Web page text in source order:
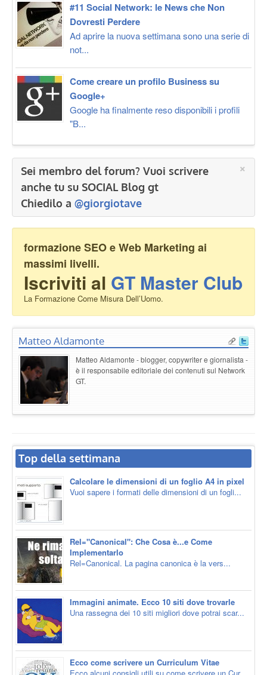
#11 Social Network: le News che Non
Dovresti Perdere
Ad aprire la nuova settimana sono una serie di
not...
Come creare un profilo Business su
Google+
Google ha finalmente reso disponibili i profili
"B...
×
Sei membro del forum? Vuoi scrivere
anche tu su SOCIAL Blog gt
Chiedilo a @giorgiotave
formazione SEO e Web Marketing ai
massimi livelli.
Iscriviti al GT Master Club
La Formazione Come Misura Dell’Uomo.
Matteo Aldamonte
Matteo Aldamonte - blogger, copywriter e giornalista -
è il responsabile editoriale dei contenuti sul Network
GT.
Top della settimana
Calcolare le dimensioni di un foglio A4 in pixel
Vuoi sapere i formati delle dimensioni di un fogli...
Rel="Canonical": Che Cosa è...e Come
Implementarlo
Rel=Canonical. La pagina canonica è la vers...
Immagini animate. Ecco 10 siti dove trovarle
Una rassegna dei 10 siti migliori dove potrai scar...
Ecco come scrivere un Curriculum Vitae